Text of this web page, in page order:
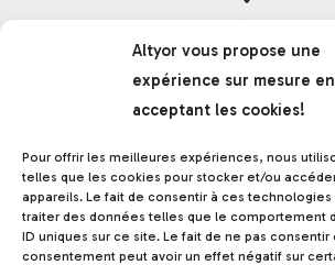
Altyor vous propose une
expérience sur mesure en
acceptant les cookies!
Pour offrir les meilleures expériences, nous
telles que les cookies pour stocker et/ou
appareils. Le fait de consentir à ces
traiter des données telles que le comportement
ID uniques sur ce site. Le fait de ne pas consentir
consentement peut avoir un effet négatif sur
121 rue des Hêtres
45590 Saint-Cyr-en-Val
France
Grenoble
17 rue de la frise